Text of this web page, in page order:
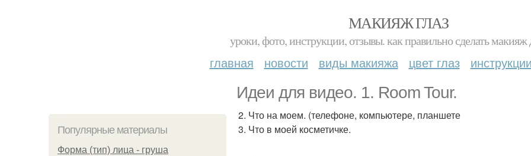
МАКИЯЖ ГЛАЗ
уроки, фото, инструкции, отзывы. как правильно сделать макияж
главная новости виды макияжа цвет глаз
Идеи для видео. 1. Room Tour.
Популярные материалы
Форма (тип) лица - груша
2. Что на моем. (телефоне, компьютере, планшете
3. Что в моей косметичке.